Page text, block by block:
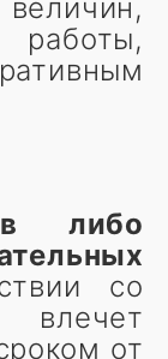
либо
со
от